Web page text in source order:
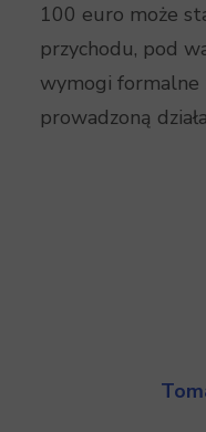
100 euro może
przychodu, pod
wymogi formalne
prowadzoną